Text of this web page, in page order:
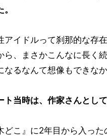
アイドルって刹那的な存
ら、まさかこんなに長く
なるなんて想像もできなか
当時は、作家さんとし
どこ』に2年目から入っ